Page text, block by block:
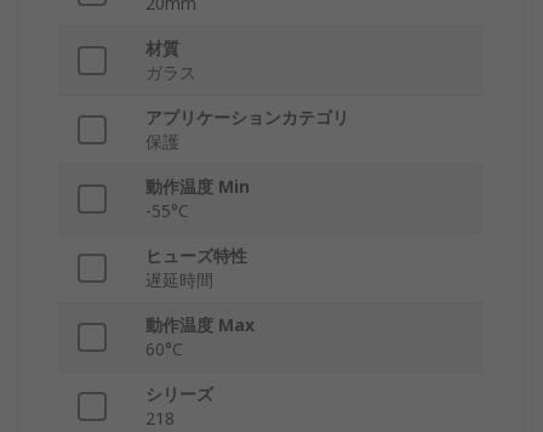
材質
ガラス
アプリケーションカテゴリ
保護
動作温度 Min
-55°C
ヒューズ特性
遅延時間
動作温度 Max
60°C
シリーズ
218